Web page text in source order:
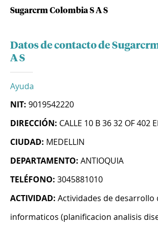
Sugarcrm Colombia S A S
Datos de contacto de
A S
Ayuda
NIT: 9019542220
DIRECCIÓN: CALLE 10 B 36 32 OF 402
CIUDAD: MEDELLIN
DEPARTAMENTO: ANTIOQUIA
TELÉFONO: 3045881010
ACTIVIDAD: Actividades de desarrollo
informaticos (planificacion analisis